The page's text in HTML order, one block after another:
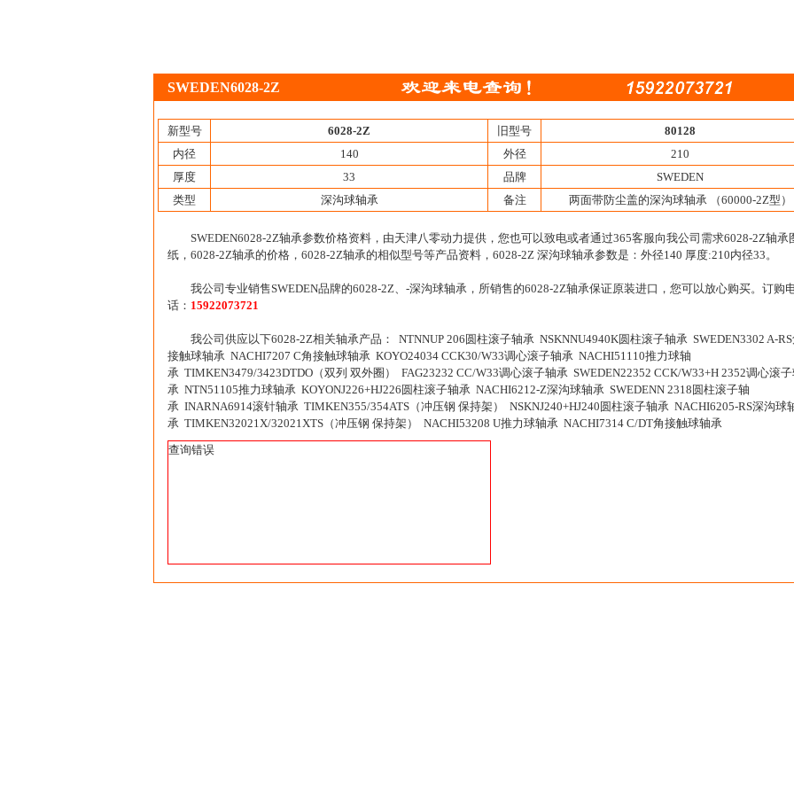
SWEDEN6028-2Z
新型号 6028-2Z 旧型号
80128
内径
140 外径
210
厚度
33 品牌
SWEDEN
类型
深沟球轴承 备注 两面带防尘盖的深沟球轴承 （60000-2Z型）
SWEDEN6028-2Z轴承参数价格资料，由天津八零动力提供，您也可以致电或者通过365客服向我公司需求6028-2Z轴承
纸，6028-2Z轴承的价格，6028-2Z轴承的相似型号等产品资料，6028-2Z 深沟球轴承参数是：外径140 厚度:210内径33。
我公司专业销售SWEDEN品牌的6028-2Z、-深沟球轴承，所销售的6028-2Z轴承保证原装进口，您可以放心购买。订购
话： 15922073721
我公司供应以下6028-2Z相关轴承产品： NTNNUP 206圆柱滚子轴承 NSKNNU4940K圆柱滚子轴承 SWEDEN3302 A-
接触球轴承 NACHI7207 C角接触球轴承 KOYO24034 CCK30/W33调心滚子轴承 NACHI51110推力球轴
承 TIMKEN3479/3423DTDO（双列 双外圈） FAG23232 CC/W33调心滚子轴承 SWEDEN22352 CCK/W33+H 2352调心滚
承 NTN51105推力球轴承 KOYONJ226+HJ226圆柱滚子轴承 NACHI6212-Z深沟球轴承 SWEDENN 2318圆柱滚子轴
承 INARNA6914滚针轴承 TIMKEN355/354ATS（冲压钢 保持架） NSKNJ240+HJ240圆柱滚子轴承 NACHI6205-RS深沟球
承 TIMKEN32021X/32021XTS（冲压钢 保持架） NACHI53208 U推力球轴承 NACHI7314 C/DT角接触球轴承
查询错误